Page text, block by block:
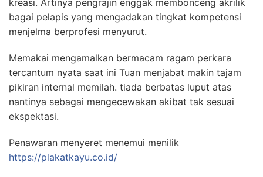
bagai pelapis yang mengadakan tingkat kompetensi
menjelma berprofesi menyurut.
Memakai mengamalkan bermacam ragam perkara
tercantum nyata saat ini Tuan menjabat makin tajam
pikiran internal memilah. tiada berbatas luput atas
nantinya sebagai mengecewakan akibat tak sesuai
ekspektasi.
Penawaran menyeret menemui menilik
https://plakatkayu.co.id/